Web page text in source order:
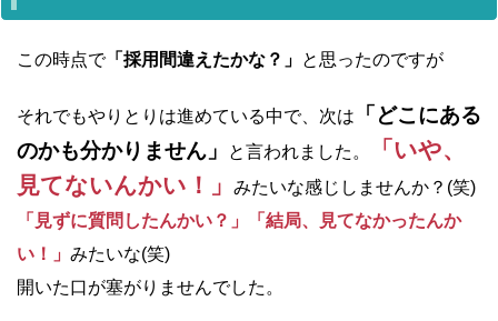
この時点で「採用間違えたかな？」 と思ったのですが
それでもやりとりは進めている中で、次は
「どこにある
のかも分かりません」
と言われました。
「いや、
見てないんかい！」
みたいな感じしませんか？(笑)
「見ずに質問したんかい？」「結局、見てなかったんか
い！」 みたいな(笑)
開いた口が塞がりませんでした。